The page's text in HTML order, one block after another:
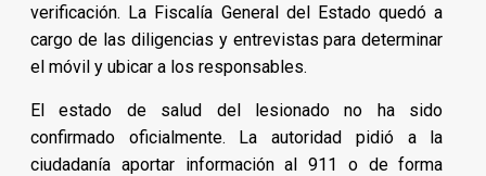
verificación. La Fiscalía General del Estado quedó a
cargo de las diligencias y entrevistas para determinar
el móvil y ubicar a los responsables.
El estado de salud del lesionado no ha sido
confirmado oficialmente. La autoridad pidió a la
ciudadanía aportar información al 911 o de forma